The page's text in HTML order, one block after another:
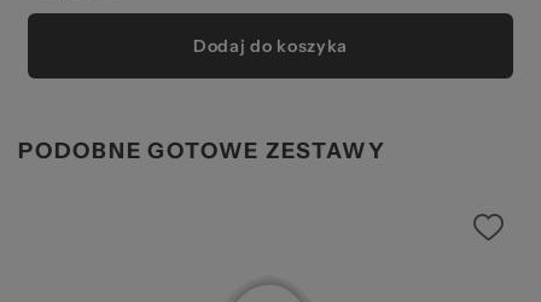
Dodaj do koszyka
PODOBNE GOTOWE ZESTAWY